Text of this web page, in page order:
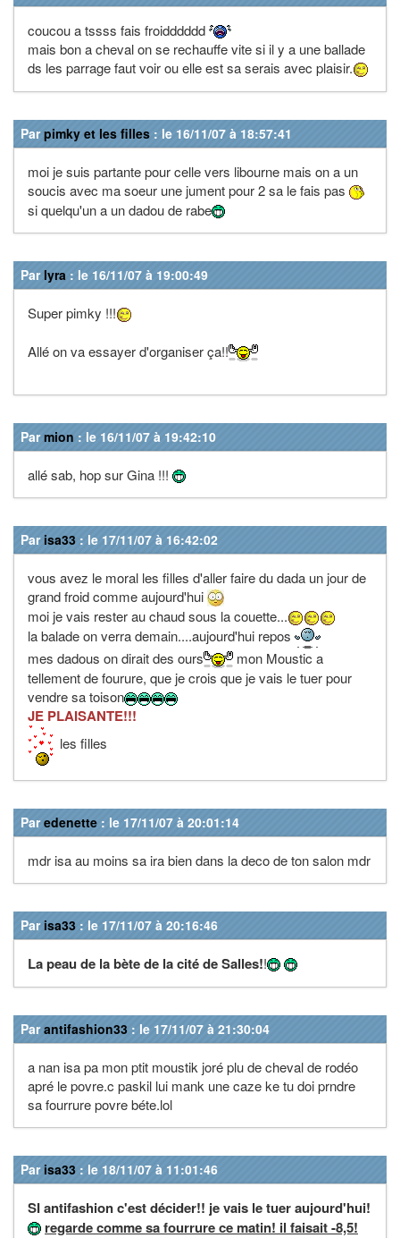
coucou a tssss fais froidddddd
mais bon a cheval on se rechauffe vite si il y a une ballade
ds les parrage faut voir ou elle est sa serais avec plaisir.
Parpimky et les filles : le 16/11/07 à 18:57:41
moi je suis partante pour celle vers libourne mais on a un
soucis avec ma soeur une jument pour 2 sa le fais pas
si quelqu'un a un dadou de rabe
Par lyra : le 16/11/07 à 19:00:49
Super pimky !!!
Allé on va essayer d'organiser ça!!
Parmion : le 16/11/07 à 19:42:10
allé sab, hop sur Gina !!!
Par isa33 : le 17/11/07 à 16:42:02
vous avez le moral les filles d'aller faire du dada un jour de
grand froid comme aujourd'hui
moi je vais rester au chaud sous la couette...
la balade on verra demain....aujourd'hui repos
mes dadous on dirait des ours
mon Moustic a
tellement de fourure, que je crois que je vais le tuer pour
vendre sa toison
JE PLAISANTE!!!
les filles
Paredenette : le 17/11/07 à 20:01:14
mdr isa au moins sa ira bien dans la deco de ton salon mdr
Par isa33 : le 17/11/07 à 20:16:46
La peau de la bète de la cité de Salles!!
Parantifashion33 : le 17/11/07 à 21:30:04
a nan isa pa mon ptit moustik joré plu de cheval de rodéo
apré le povre.c paskil lui mank une caze ke tu doi prndre
sa fourrure povre béte.lol
Par isa33 : le 18/11/07 à 11:01:46
SI antifashion c'est décider!! je vais le tuer aujourd'hui!
regarde comme sa fourrure ce matin! il faisait -8,5!